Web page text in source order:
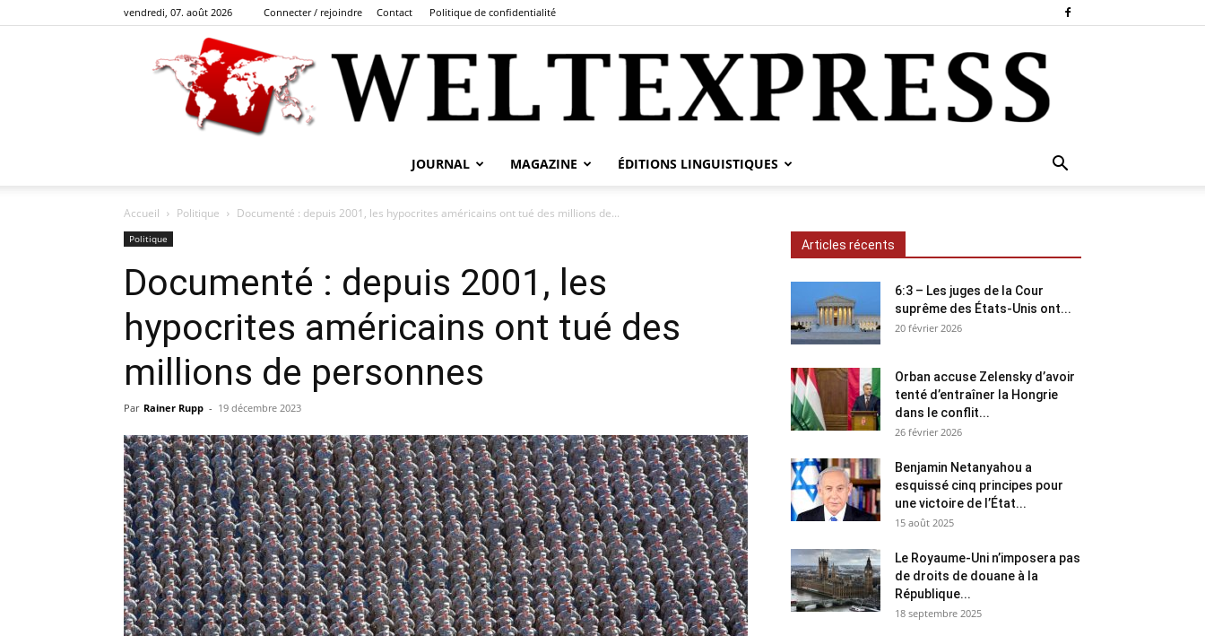
vendredi, 07. août 2026 Connecter / rejoindre Contact Politique de confidentialité
JOURNAL MAGAZINE ÉDITIONS LINGUISTIQUES
Accueil Politique Documenté : depuis 2001, les hypocrites américains ont tué des millions de...
Politique
Documenté : depuis 2001, les
hypocrites américains ont tué des
millions de personnes
Par Rainer Rupp - 19 décembre 2023
Articles récents
6:3 – Les juges de la Cour
suprême des États-Unis ont...
20 février 2026
Orban accuse Zelensky d’avoir
tenté d’entraîner la Hongrie
dans le conflit...
26 février 2026
Benjamin Netanyahou a
esquissé cinq principes pour
une victoire de l’État...
15 août 2025
Le Royaume-Uni n’imposera pas
de droits de douane à la
République...
18 septembre 2025